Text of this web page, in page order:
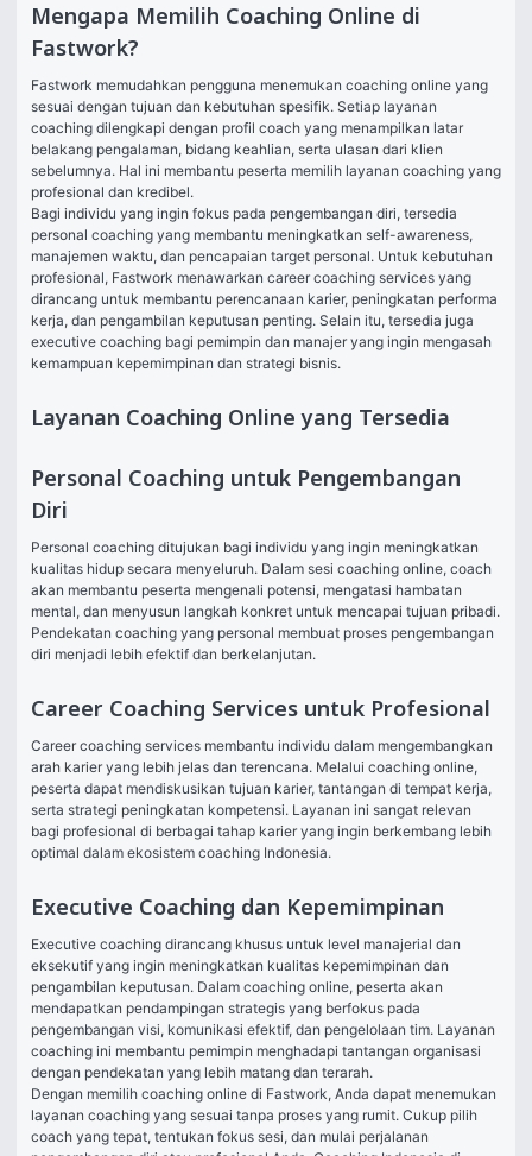
Mengapa Memilih Coaching Online di
Fastwork?
Fastwork memudahkan pengguna menemukan coaching online yang
sesuai dengan tujuan dan kebutuhan spesifik. Setiap layanan
coaching dilengkapi dengan profil coach yang menampilkan latar
belakang pengalaman, bidang keahlian, serta ulasan dari klien
sebelumnya. Hal ini membantu peserta memilih layanan coaching yang
profesional dan kredibel.
Bagi individu yang ingin fokus pada pengembangan diri, tersedia
personal coaching yang membantu meningkatkan self-awareness,
manajemen waktu, dan pencapaian target personal. Untuk kebutuhan
profesional, Fastwork menawarkan career coaching services yang
dirancang untuk membantu perencanaan karier, peningkatan performa
kerja, dan pengambilan keputusan penting. Selain itu, tersedia juga
executive coaching bagi pemimpin dan manajer yang ingin mengasah
kemampuan kepemimpinan dan strategi bisnis.
Layanan Coaching Online yang Tersedia
Personal Coaching untuk Pengembangan
Diri
Personal coaching ditujukan bagi individu yang ingin meningkatkan
kualitas hidup secara menyeluruh. Dalam sesi coaching online, coach
akan membantu peserta mengenali potensi, mengatasi hambatan
mental, dan menyusun langkah konkret untuk mencapai tujuan pribadi.
Pendekatan coaching yang personal membuat proses pengembangan
diri menjadi lebih efektif dan berkelanjutan.
Career Coaching Services untuk Profesional
Career coaching services membantu individu dalam mengembangkan
arah karier yang lebih jelas dan terencana. Melalui coaching online,
peserta dapat mendiskusikan tujuan karier, tantangan di tempat kerja,
serta strategi peningkatan kompetensi. Layanan ini sangat relevan
bagi profesional di berbagai tahap karier yang ingin berkembang lebih
optimal dalam ekosistem coaching Indonesia.
Executive Coaching dan Kepemimpinan
Executive coaching dirancang khusus untuk level manajerial dan
eksekutif yang ingin meningkatkan kualitas kepemimpinan dan
pengambilan keputusan. Dalam coaching online, peserta akan
mendapatkan pendampingan strategis yang berfokus pada
pengembangan visi, komunikasi efektif, dan pengelolaan tim. Layanan
coaching ini membantu pemimpin menghadapi tantangan organisasi
dengan pendekatan yang lebih matang dan terarah.
Dengan memilih coaching online di Fastwork, Anda dapat menemukan
layanan coaching yang sesuai tanpa proses yang rumit. Cukup pilih
coach yang tepat, tentukan fokus sesi, dan mulai perjalanan